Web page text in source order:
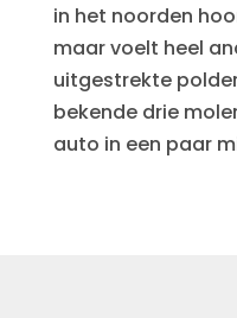
in het noorden
maar voelt heel
uitgestrekte
bekende drie
auto in een paar